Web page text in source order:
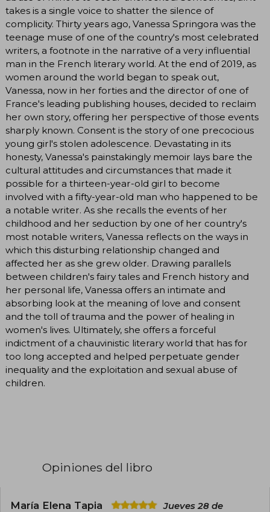
takes is a single voice to shatter the silence of
complicity. Thirty years ago, Vanessa Springora was the
teenage muse of one of the country's most celebrated
writers, a footnote in the narrative of a very influential
man in the French literary world. At the end of 2019, as
women around the world began to speak out,
Vanessa, now in her forties and the director of one of
France's leading publishing houses, decided to reclaim
her own story, offering her perspective of those events
sharply known. Consent is the story of one precocious
young girl's stolen adolescence. Devastating in its
honesty, Vanessa's painstakingly memoir lays bare the
cultural attitudes and circumstances that made it
possible for a thirteen-year-old girl to become
involved with a fifty-year-old man who happened to be
a notable writer. As she recalls the events of her
childhood and her seduction by one of her country's
most notable writers, Vanessa reflects on the ways in
which this disturbing relationship changed and
affected her as she grew older. Drawing parallels
between children's fairy tales and French history and
her personal life, Vanessa offers an intimate and
absorbing look at the meaning of love and consent
and the toll of trauma and the power of healing in
women's lives. Ultimately, she offers a forceful
indictment of a chauvinistic literary world that has for
too long accepted and helped perpetuate gender
inequality and the exploitation and sexual abuse of
children.
Opiniones del libro
María Elena Tapia
Jueves 28 de